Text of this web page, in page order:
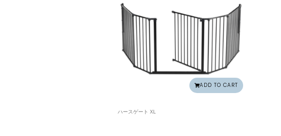
ADD TO CART
ハースゲート XL